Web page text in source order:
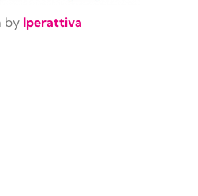
by Iperattiva